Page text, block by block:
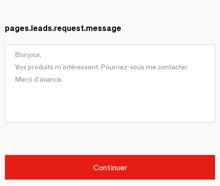
pages.leads.request.message
Continuer